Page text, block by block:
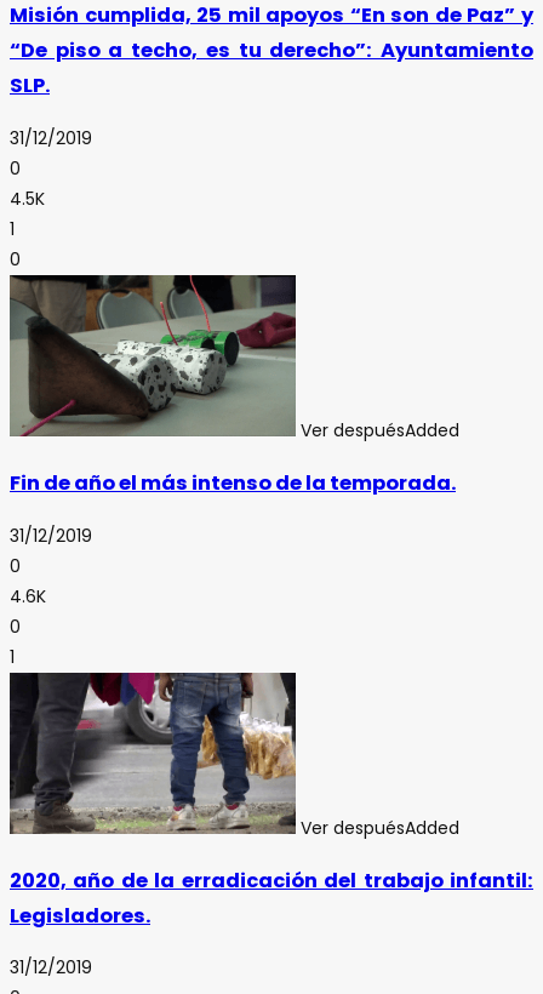
Misión cumplida, 25 mil apoyos “En son de Paz” y
“De piso a techo, es tu derecho”: Ayuntamiento
SLP.
31/12/2019
0
4.5K
1
0
Ver despuésAdded
Fin de año el más intenso de la temporada.
31/12/2019
0
4.6K
0
1
Ver despuésAdded
2020, año de la erradicación del trabajo infantil:
Legisladores.
31/12/2019